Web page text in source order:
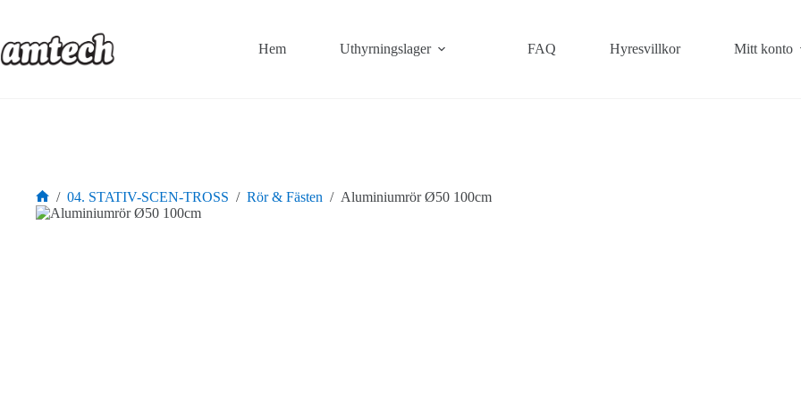
innehåll
Hem Uthyrningslager FAQ Hyresvillkor Mitt konto
Hem
/ 04. STATIV-SCEN-TROSS / Rör & Fästen / Aluminiumrör Ø50 100cm